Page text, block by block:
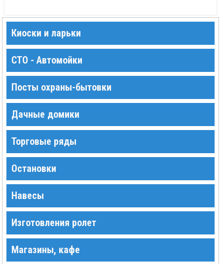
Киоски и ларьки
СТО - Автомойки
Посты охраны-бытовки
Дачные домики
Торговые ряды
Остановки
Навесы
Изготовления ролет
Магазины, кафе